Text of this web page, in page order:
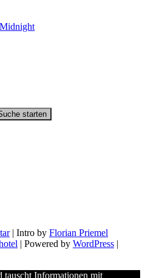
starten
| Intro by Florian Priemel
| Powered by WordPress |
tauscht Informationen mit